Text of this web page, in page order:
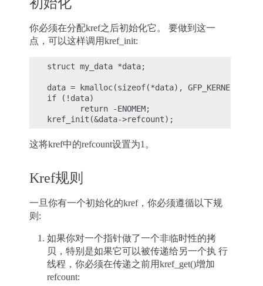
你必须在分配kref之后初始化它。 要做到这一
点，可以这样调用kref_init:
struct my_data *data;
data = kmalloc(sizeof(*data), GFP_KERNEL);
if (!data)
       return -ENOMEM;
这将kref中的refcount设置为1。
Kref规则
一旦你有一个初始化的kref，你必须遵循以下规
则:
如果你对一个指针做了一个非临时性的拷
贝，特别是如果它可以被传递给另一个执 行
线程，你必须在传递之前用kref_get()增加
refcount: